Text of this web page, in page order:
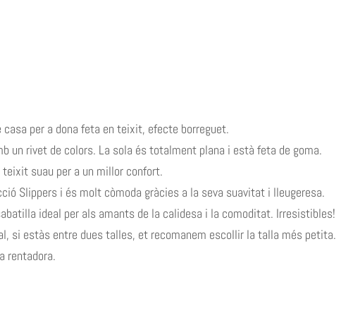
casa per a dona feta en teixit, efecte borreguet.
un rivet de colors. La sola és totalment plana i està feta de goma.
suau per a un millor confort.
Slippers i és molt còmoda gràcies a la seva suavitat i lleugeresa.
ideal per als amants de la calidesa i la comoditat. Irresistibles!
si estàs entre dues talles, et recomanem escollir la talla més petita.
rentadora.